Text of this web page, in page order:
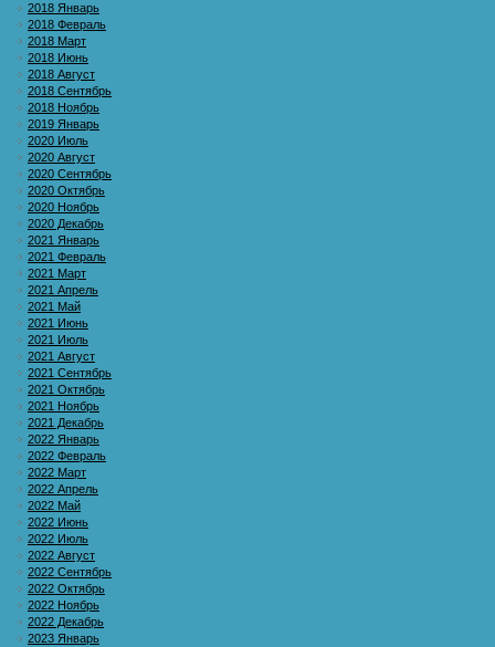
2018 Январь
2018 Февраль
2018 Март
2018 Июнь
2018 Август
2018 Сентябрь
2018 Ноябрь
2019 Январь
2020 Июль
2020 Август
2020 Сентябрь
2020 Октябрь
2020 Ноябрь
2020 Декабрь
2021 Январь
2021 Февраль
2021 Март
2021 Апрель
2021 Май
2021 Июнь
2021 Июль
2021 Август
2021 Сентябрь
2021 Октябрь
2021 Ноябрь
2021 Декабрь
2022 Январь
2022 Февраль
2022 Март
2022 Апрель
2022 Май
2022 Июнь
2022 Июль
2022 Август
2022 Сентябрь
2022 Октябрь
2022 Ноябрь
2022 Декабрь
2023 Январь